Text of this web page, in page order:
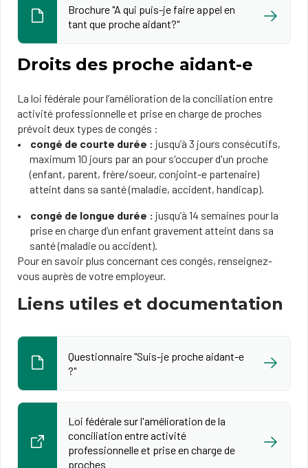
Brochure "A qui puis-je faire appel en
tant que proche aidant?"
Droits des proche aidant-e
La loi fédérale pour l’amélioration de la conciliation entre
activité professionnelle et prise en charge de proches
prévoit deux types de congés :
congé de courte durée : jusqu’à 3 jours consécutifs,
maximum 10 jours par an pour s'occuper d'un proche
(enfant, parent, frère/soeur, conjoint-e partenaire)
atteint dans sa santé (maladie, accident, handicap).
congé de longue durée : jusqu’à 14 semaines pour la
prise en charge d’un enfant gravement atteint dans sa
santé (maladie ou accident).
Pour en savoir plus concernant ces congés, renseignez-
vous auprès de votre employeur.
Liens utiles et documentation
Questionnaire "Suis-je proche aidant-e
?"
Loi fédérale sur l'amélioration de la
conciliation entre activité
professionnelle et prise en charge de
proches